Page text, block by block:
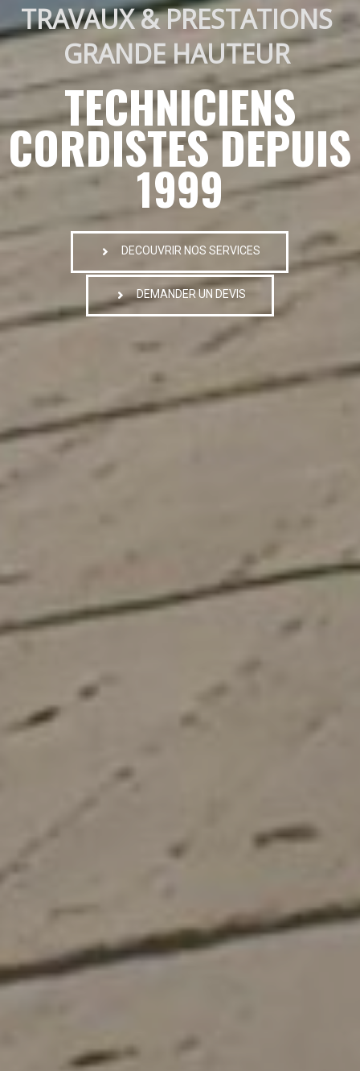
TRAVAUX & PRESTATIONS
GRANDE HAUTEUR
TECHNICIENS
CORDISTES DEPUIS
1999
DECOUVRIR NOS SERVICES
DEMANDER UN DEVIS